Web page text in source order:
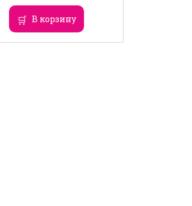
В корзину